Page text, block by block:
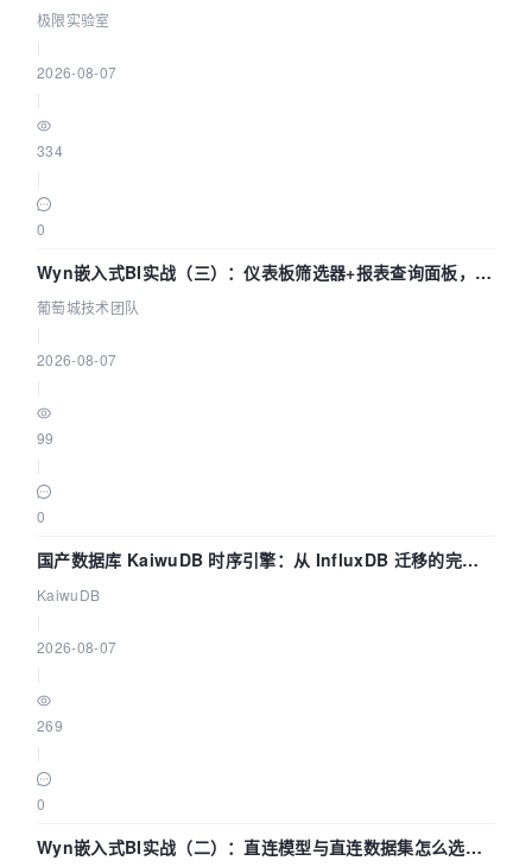
极限实验室
2026-08-07
334
0
Wyn嵌入式BI实战（三）：仪表板筛选器+报表查询面板，参
数联动全闭环
葡萄城技术团队
2026-08-07
99
0
国产数据库 KaiwuDB 时序引擎：从 InfluxDB 迁移的完整
技术路径
KaiwuDB
2026-08-07
269
0
Wyn嵌入式BI实战（二）：直连模型与直连数据集怎么选，